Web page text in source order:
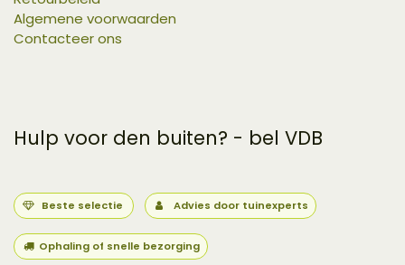
Algemene voorwaarden
Contacteer ons
Hulp voor den buiten? - bel VDB
Beste selectie Advies door tuinexperts
Ophaling of snelle bezorging